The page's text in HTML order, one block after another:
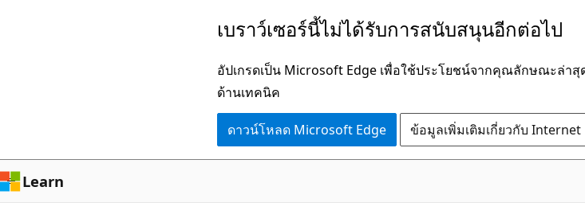
เบราว์เซอร์นี้ไม่ได้รับการสนับสนุนอีกต่อไป
อัปเกรดเป็น Microsoft Edge เพื่อใช้ประโยชน์จากคุณลักษณะล่า
ด้านเทคนิค
ดาวน์โหลด Microsoft Edge ข้อมูลเพิ่มเติมเกี่ยวกับ
Learn